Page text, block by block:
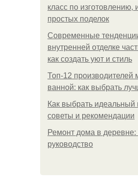
класс по изготовлению,
простых поделок
Современные
внутренней отделке
как создать уют и стиль
Топ-12 производителей
ванной: как выбрать
Как выбрать идеальный
советы и рекомендации
Ремонт дома в деревне:
руководство